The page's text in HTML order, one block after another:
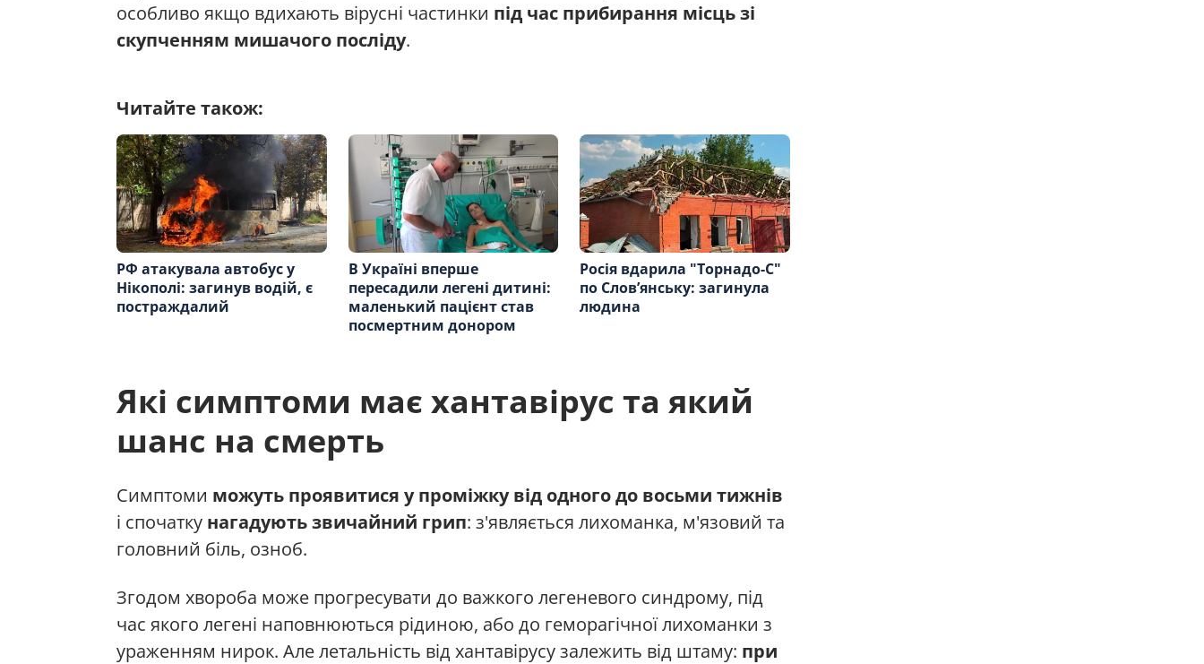
особливо якщо вдихають вірусні частинки під час прибирання місць зі
скупченням мишачого посліду.
Читайте також:
РФ атакувала автобус у
Нікополі: загинув водій, є
постраждалий
В Україні вперше
пересадили легені дитині:
маленький пацієнт став
посмертним донором
Росія вдарила "Торнадо-С"
по Слов’янську: загинула
людина
Які симптоми має хантавірус та який
шанс на смерть
Симптоми можуть проявитися у проміжку від одного до восьми тижнів
і спочатку нагадують звичайний грип: з'являється лихоманка, м'язовий та
головний біль, озноб.
Згодом хвороба може прогресувати до важкого легеневого синдрому, під
час якого легені наповнюються рідиною, або до геморагічної лихоманки з
ураженням нирок. Але летальність від хантавірусу залежить від штаму: при